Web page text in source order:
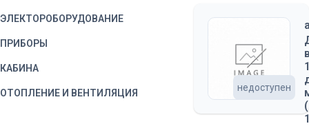
ЭЛЕКТОРОБОРУДОВАНИЕ
ПРИБОРЫ
КАБИНА
ОТОПЛЕНИЕ И ВЕНТИЛЯЦИЯ недоступен